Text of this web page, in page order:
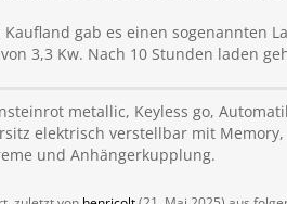
Kaufland gab es einen sogenannten
3,3 Kw. Nach 10 Stunden laden
metallic, Keyless go,
elektrisch verstellbar mit
und Anhängerkupplung.